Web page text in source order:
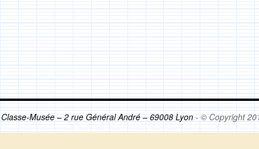
Classe-Musée – 2 rue Général André – 69008 Lyon- © Copyright